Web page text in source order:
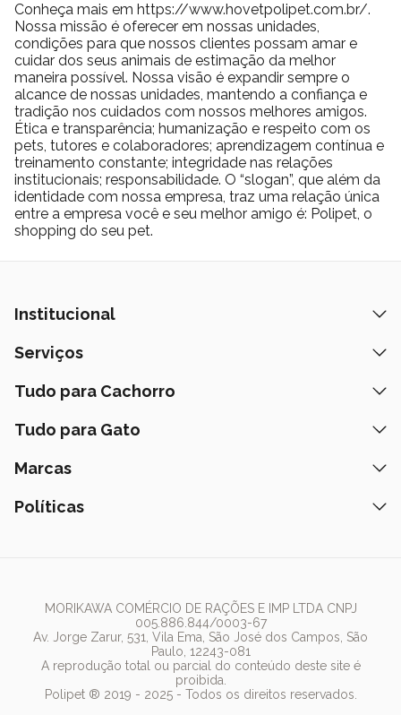
Conheça mais em https://www.hovetpolipet.com.br/.
Nossa missão é oferecer em nossas unidades,
condições para que nossos clientes possam amar e
cuidar dos seus animais de estimação da melhor
maneira possível. Nossa visão é expandir sempre o
alcance de nossas unidades, mantendo a confiança e
tradição nos cuidados com nossos melhores amigos.
Ética e transparência; humanização e respeito com os
pets, tutores e colaboradores; aprendizagem contínua e
treinamento constante; integridade nas relações
institucionais; responsabilidade. O “slogan”, que além da
identidade com nossa empresa, traz uma relação única
entre a empresa você e seu melhor amigo é: Polipet, o
shopping do seu pet.
Institucional
Quem Somos
Prazos de Entrega
Fale Conosco
Lista de Desejos
Serviços
Banho e Tosa
Peça pelo Delivery
Assinatura Polipet
Tudo para Cachorro
Ração
Coleiras
Tudo para Gato
Ração
Marcas
Nexgard
Pedigree
Whiskas
Dog Chow
Royal Canin
Políticas
MORIKAWA COMÉRCIO DE RAÇÕES E IMP LTDA CNPJ
005.886.844/0003-67
Av. Jorge Zarur, 531, Vila Ema, São José dos Campos, São
Paulo, 12243-081
A reprodução total ou parcial do conteúdo deste site é
proibida.
Polipet ® 2019 - 2025 - Todos os direitos reservados.